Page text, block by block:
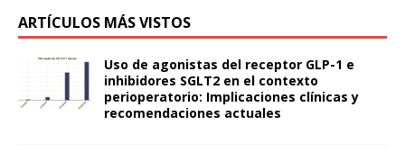
ARTÍCULOS MÁS VISTOS
Uso de agonistas del receptor GLP-1 e
inhibidores SGLT2 en el contexto
perioperatorio: Implicaciones clínicas y
recomendaciones actuales